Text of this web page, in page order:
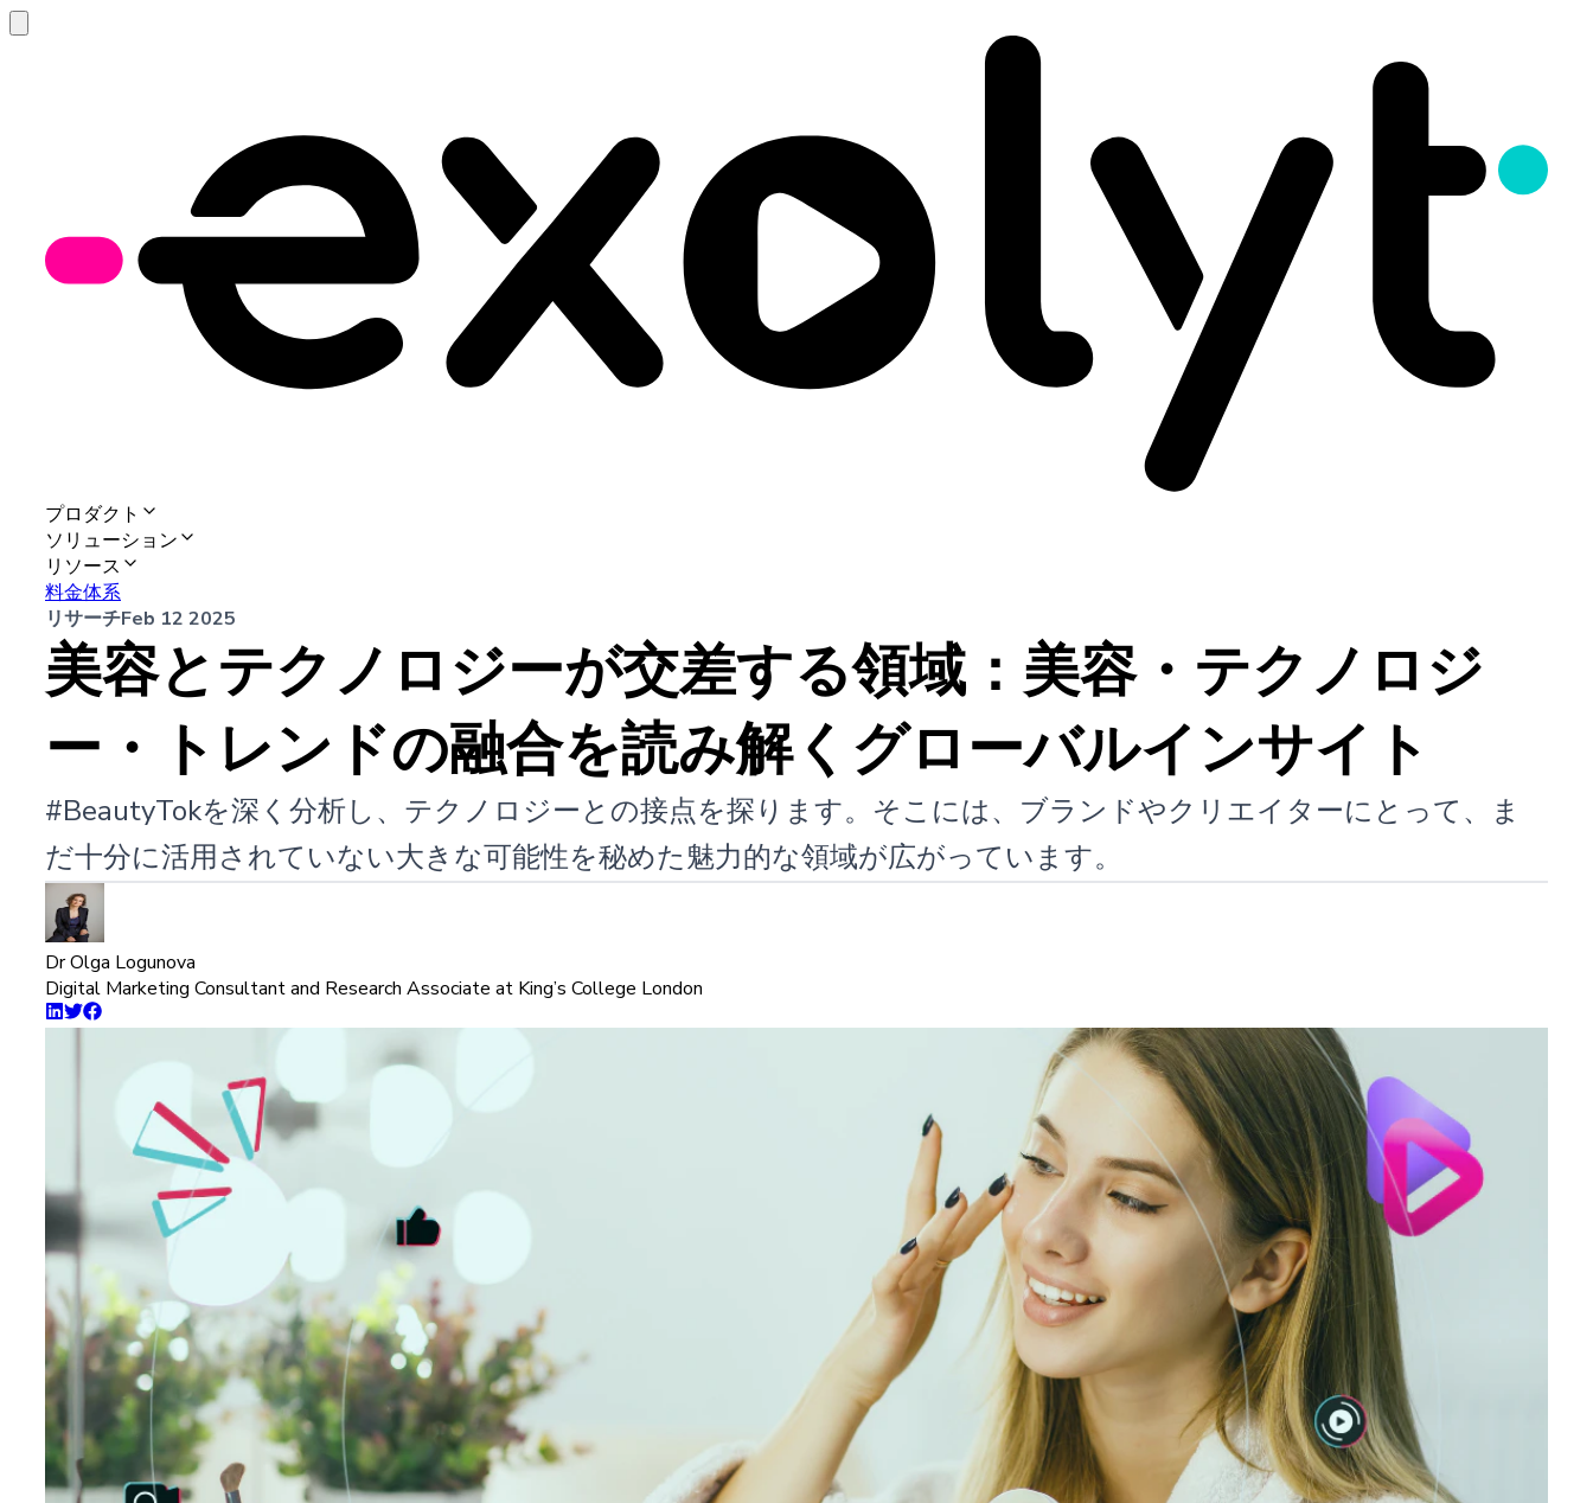
プロダクト
ソリューション
リソース
料金体系
リサーチFeb 12 2025
美容とテクノロジーが交差する領域：美容・テクノロジ
ー・トレンドの融合を読み解くグローバルインサイト
#BeautyTokを深く分析し、テクノロジーとの接点を探ります。そこには、ブランドやクリエイターにとって、ま
だ十分に活用されていない大きな可能性を秘めた魅力的な領域が広がっています。
Dr Olga Logunova
Digital Marketing Consultant and Research Associate at King’s College London